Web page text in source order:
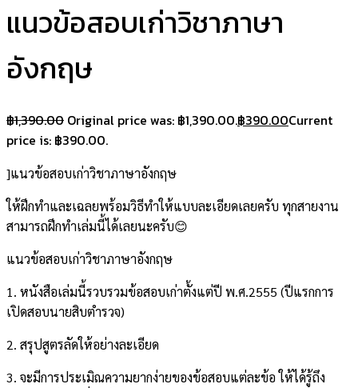
แนวข้อสอบเก่าวิชาภาษา
อังกฤษ
฿1,390.00 Original price was: ฿1,390.00.฿390.00Current
price is: ฿390.00.
]แนวข้อสอบเก่าวิชาภาษาอังกฤษ
ให้ฝึกทำและเฉลยพร้อมวิธีทำให้แบบละเอียดเลยครับ ทุกสายงาน
สามารถฝึกทำเล่มนี้ได้เลยนะครับ😊
แนวข้อสอบเก่าวิชาภาษาอังกฤษ
1. หนังสือเล่มนี้รวบรวมข้อสอบเก่าตั้งแต่ปี พ.ศ.2555 (ปีแรกการ
เปิดสอบนายสิบตำรวจ)
2. สรุปสูตรลัดให้อย่างละเอียด
3. จะมีการประเมิณความยากง่ายของข้อสอบแต่ละข้อ ให้ได้รู้ถึง